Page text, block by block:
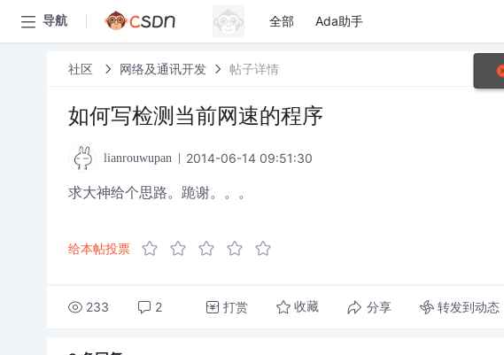
导航 全部 Ada助手
社区 网络及通讯开发 帖子详情
如何写检测当前网速的程序
lianrouwupan 2014-06-14 09:51:30
求大神给个思路。跪谢。。。
给本帖投票
233 2 打赏 收藏 分享 转发到动态